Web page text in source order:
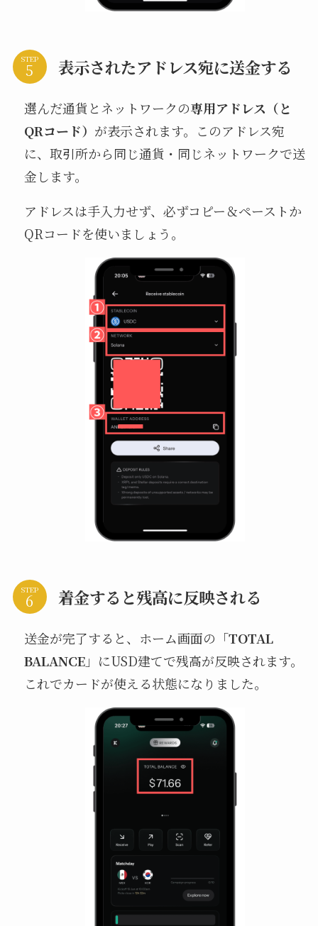
STEP 表示されたアドレス宛に送金する
選んだ通貨とネットワークの専用アドレス（と
QRコード） が表示されます。このアドレス宛
に、取引所から同じ通貨・同じネットワークで送
金します。
アドレスは手入力せず、必ずコピー＆ペーストか
QRコードを使いましょう。
STEP 着金すると残高に反映される
送金が完了すると、ホーム画面の「TOTAL
BALANCE」にUSD建てで残高が反映されます。
これでカードが使える状態になりました。